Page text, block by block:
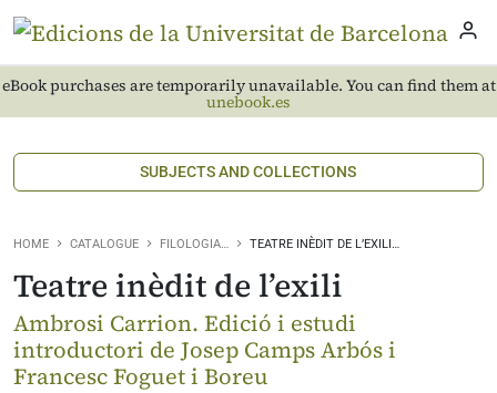
eBook purchases are temporarily unavailable. You can find them at
unebook.es
SUBJECTS AND COLLECTIONS
HOME CATALOGUE FILOLOGIA… TEATRE INÈDIT DE L’EXILI…
Teatre inèdit de l’exili
Ambrosi Carrion. Edició i estudi
introductori de Josep Camps Arbós i
Francesc Foguet i Boreu